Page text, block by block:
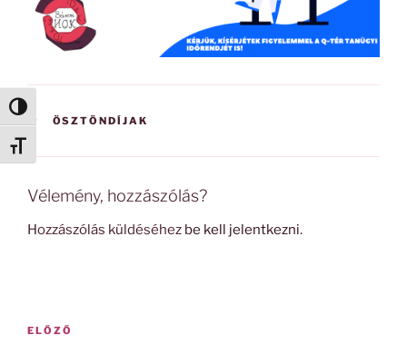
Nagy kontraszt váltása
Betűméret váltása
KATEGÓRIÁK
ÖSZTÖNDÍJAK
Vélemény, hozzászólás?
Hozzászólás küldéséhez be kell jelentkezni.
Bejegyzés
Korábbi
ELŐZŐ